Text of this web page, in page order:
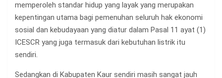
memperoleh standar hidup yang layak yang merupakan
kepentingan utama bagi pemenuhan seluruh hak ekonomi
sosial dan kebudayaan yang diatur dalam Pasal 11 ayat (1)
ICESCR yang juga termasuk dari kebutuhan listrik itu
sendiri.
Sedangkan di Kabupaten Kaur sendiri masih sangat jauh